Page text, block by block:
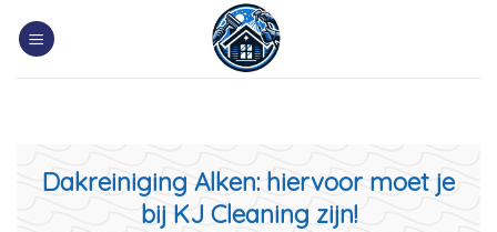
Dakreiniging Alken: hiervoor moet je
bij KJ Cleaning zijn!